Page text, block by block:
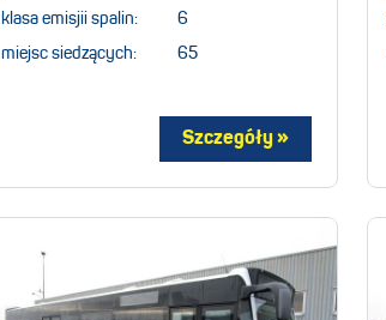
klasa emisjii spalin: 6
miejsc siedzących: 65